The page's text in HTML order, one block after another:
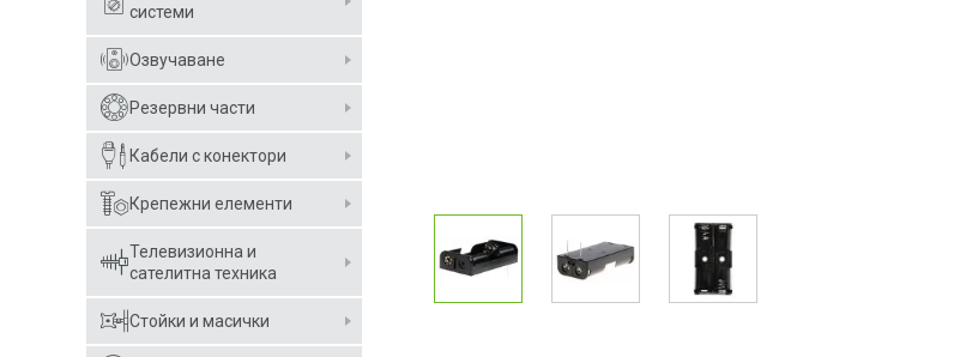
системи
Озвучаване
Резервни части
Кабели с конектори
Крепежни елементи
Телевизионна и
сателитна техника
Стойки и масички